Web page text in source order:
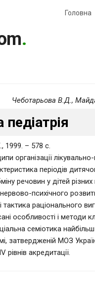
Головна
.
Чеботарьова В.Д.,
1999. – 578 c.
організації
періодів
речовин у дітей різних
психічного
тактика раціонального
особливості і методи
семіотика
затвердженій МОЗ
акредитації.